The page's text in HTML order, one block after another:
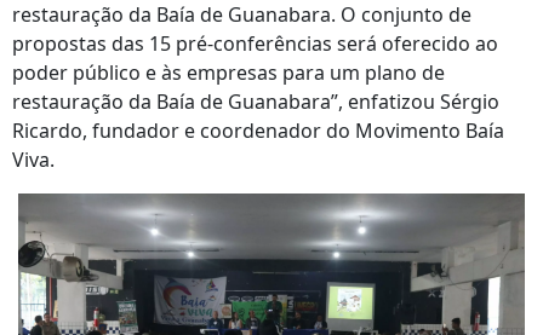
restauração da Baía de Guanabara. O conjunto de
propostas das 15 pré-conferências será oferecido ao
poder público e às empresas para um plano de
restauração da Baía de Guanabara”, enfatizou Sérgio
Ricardo, fundador e coordenador do Movimento Baía
Viva.